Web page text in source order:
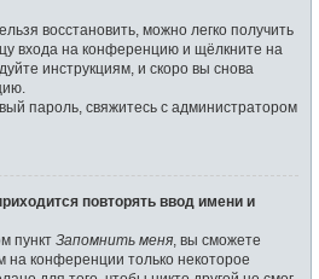
восстановить, можно легко получить
входа на конференцию и щёлкните на
инструкциям, и скоро вы снова
пароль, свяжитесь с администратором
повторять ввод имени и
пункт Запомнить меня , вы сможете
на конференции только некоторое